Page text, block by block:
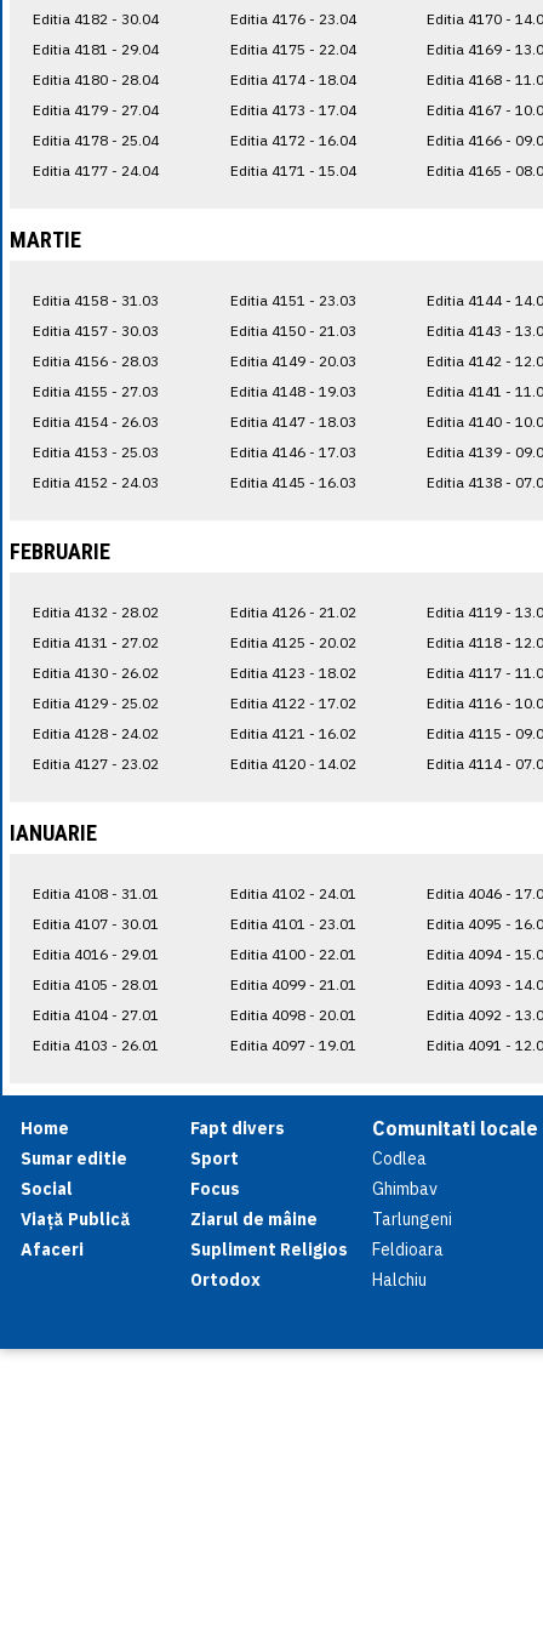
Editia 4182 - 30.04
Editia 4181 - 29.04
Editia 4180 - 28.04
Editia 4179 - 27.04
Editia 4178 - 25.04
Editia 4177 - 24.04
Editia 4176 - 23.04
Editia 4175 - 22.04
Editia 4174 - 18.04
Editia 4173 - 17.04
Editia 4172 - 16.04
Editia 4171 - 15.04
Editia 4170 -
Editia 4169 -
Editia 4168 -
Editia 4167 -
Editia 4166 -
Editia 4165 -
MARTIE
Editia 4158 - 31.03
Editia 4157 - 30.03
Editia 4156 - 28.03
Editia 4155 - 27.03
Editia 4154 - 26.03
Editia 4153 - 25.03
Editia 4152 - 24.03
Editia 4151 - 23.03
Editia 4150 - 21.03
Editia 4149 - 20.03
Editia 4148 - 19.03
Editia 4147 - 18.03
Editia 4146 - 17.03
Editia 4145 - 16.03
Editia 4144 -
Editia 4143 -
Editia 4142 -
Editia 4141 -
Editia 4140 -
Editia 4139 -
Editia 4138 -
FEBRUARIE
Editia 4132 - 28.02
Editia 4131 - 27.02
Editia 4130 - 26.02
Editia 4129 - 25.02
Editia 4128 - 24.02
Editia 4127 - 23.02
Editia 4126 - 21.02
Editia 4125 - 20.02
Editia 4123 - 18.02
Editia 4122 - 17.02
Editia 4121 - 16.02
Editia 4120 - 14.02
Editia 4119 -
Editia 4118 -
Editia 4117 -
Editia 4116 -
Editia 4115 -
Editia 4114 -
IANUARIE
Editia 4108 - 31.01
Editia 4107 - 30.01
Editia 4016 - 29.01
Editia 4105 - 28.01
Editia 4104 - 27.01
Editia 4103 - 26.01
Editia 4102 - 24.01
Editia 4101 - 23.01
Editia 4100 - 22.01
Editia 4099 - 21.01
Editia 4098 - 20.01
Editia 4097 - 19.01
Editia 4046 -
Editia 4095 -
Editia 4094 -
Editia 4093 -
Editia 4092 -
Editia 4091 -
Home
Sumar editie
Social
Viață Publică
Afaceri
Fapt divers
Sport
Focus
Ziarul de mâine
Supliment Religios
Ortodox
Comunitati locale
Codlea
Ghimbav
Tarlungeni
Feldioara
Halchiu